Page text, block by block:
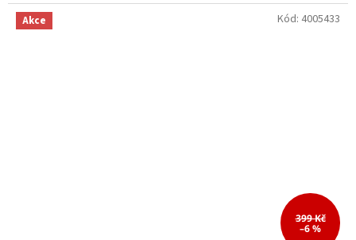
Akce
399 Kč
–6 %
Kód: 4005433